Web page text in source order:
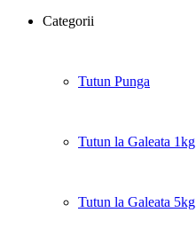
Categorii
Tutun Punga
Tutun la Galeata 1kg
Tutun la Galeata 5kg